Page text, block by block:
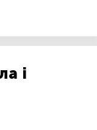
і